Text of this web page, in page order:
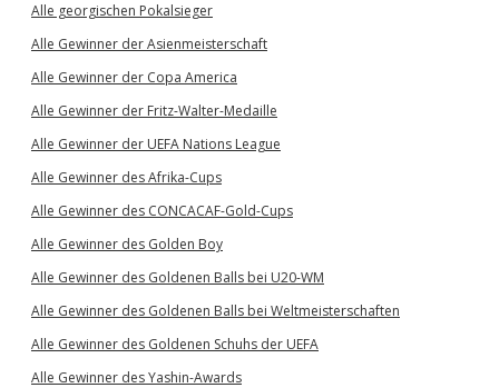
Alle georgischen Pokalsieger
Alle Gewinner der Asienmeisterschaft
Alle Gewinner der Copa America
Alle Gewinner der Fritz-Walter-Medaille
Alle Gewinner der UEFA Nations League
Alle Gewinner des Afrika-Cups
Alle Gewinner des CONCACAF-Gold-Cups
Alle Gewinner des Golden Boy
Alle Gewinner des Goldenen Balls bei U20-WM
Alle Gewinner des Goldenen Balls bei Weltmeisterschaften
Alle Gewinner des Goldenen Schuhs der UEFA
Alle Gewinner des Yashin-Awards